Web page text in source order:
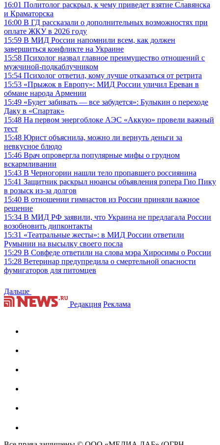
16:01 Политолог раскрыл, к чему приведет взятие Славянска
и Краматорска
16:00 В ГД рассказали о дополнительных возможностях при
оплате ЖКУ в 2026 году
15:59 В МИД России напомнили всем, как должен
завершиться конфликте на Украине
15:58 Психолог назвал главное преимущество отношений с
мужчиной-подкаблучником
15:54 Психолог ответил, кому лучше отказаться от ретрита
15:53 «Прыжок в Европу»: МИД России уличил Ереван в
обмане народа Армении
15:49 «Будет забивать — все забудется»: Булыкин о переходе
Даку в «Спартак»
15:48 На первом энергоблоке АЭС «Аккую» провели важный
тест
15:48 Юрист объяснила, можно ли вернуть деньги за
невкусное блюдо
15:46 Врач опровергла популярные мифы о грудном
вскармливании
15:43 В Черногории нашли тело пропавшего россиянина
15:41 Защитник раскрыл нюансы объявления рэпера Гио Пику
в розыск из-за долгов
15:40 В отношении гимнастов из России приняли важное
решение
15:34 В МИД РФ заявили, что Украина не предлагала России
возобновить дипконтакты
15:31 «Театральные жесты»: в МИД России ответили
Румынии на высылку своего посла
15:29 В Совфеде ответили на слова мэра Хиросимы о России
15:28 Ветеринар предупредила о смертельной опасности
фумигаторов для питомцев
Дальше
Редакция Реклама